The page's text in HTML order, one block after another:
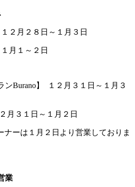
２月２８日～１月３日
月１～２日
ンBurano】 １２月３１日～１月３
月３１日～１月２日
ーは１月２日より営業しておりま
業